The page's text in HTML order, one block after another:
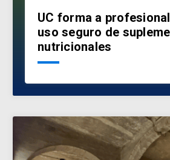
UC forma a
uso seguro de
nutricionales